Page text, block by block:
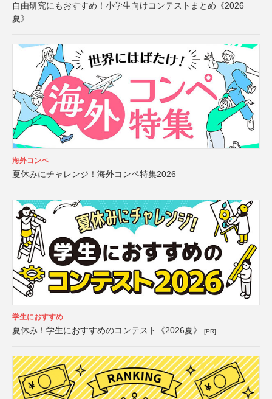
自由研究にもおすすめ！小学生向けコンテストまとめ《2026
夏》
海外コンペ
夏休みにチャレンジ！海外コンペ特集2026
学生におすすめ
夏休み！学生におすすめのコンテスト《2026夏》 [PR]